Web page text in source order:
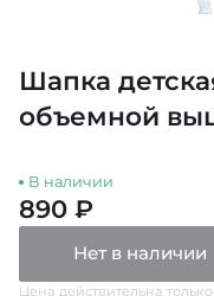
Шапка
объемной
В наличии
890 ₽
Нет в наличии
Цена действительна